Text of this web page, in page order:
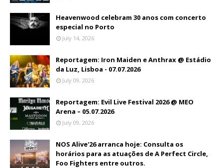
Heavenwood celebram 30 anos com concerto
especial no Porto
July 14, 2026
Reportagem: Iron Maiden e Anthrax @ Estádio
da Luz, Lisboa - 07.07.2026
July 09, 2026
Reportagem: Evil Live Festival 2026 @ MEO
Arena – 05.07.2026
July 09, 2026
NOS Alive'26 arranca hoje: Consulta os
horários para as atuações de A Perfect Circle,
Foo Fighters entre outros.